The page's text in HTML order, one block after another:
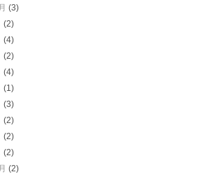
(3)
(2)
(4)
(2)
(4)
(1)
(3)
(2)
(2)
(2)
(2)